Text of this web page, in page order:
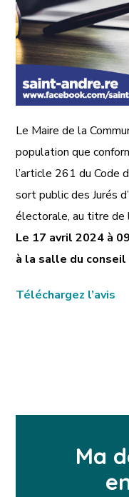
Le Maire de la
population que
l’article 261 du Code
sort public des Jurés
électorale, au titre de
Le 17 avril 2024 à
à la salle du conseil
Téléchargez l’avis
Ma